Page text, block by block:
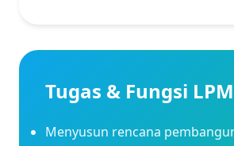
Tugas & Fungsi LPM
Menyusun rencana